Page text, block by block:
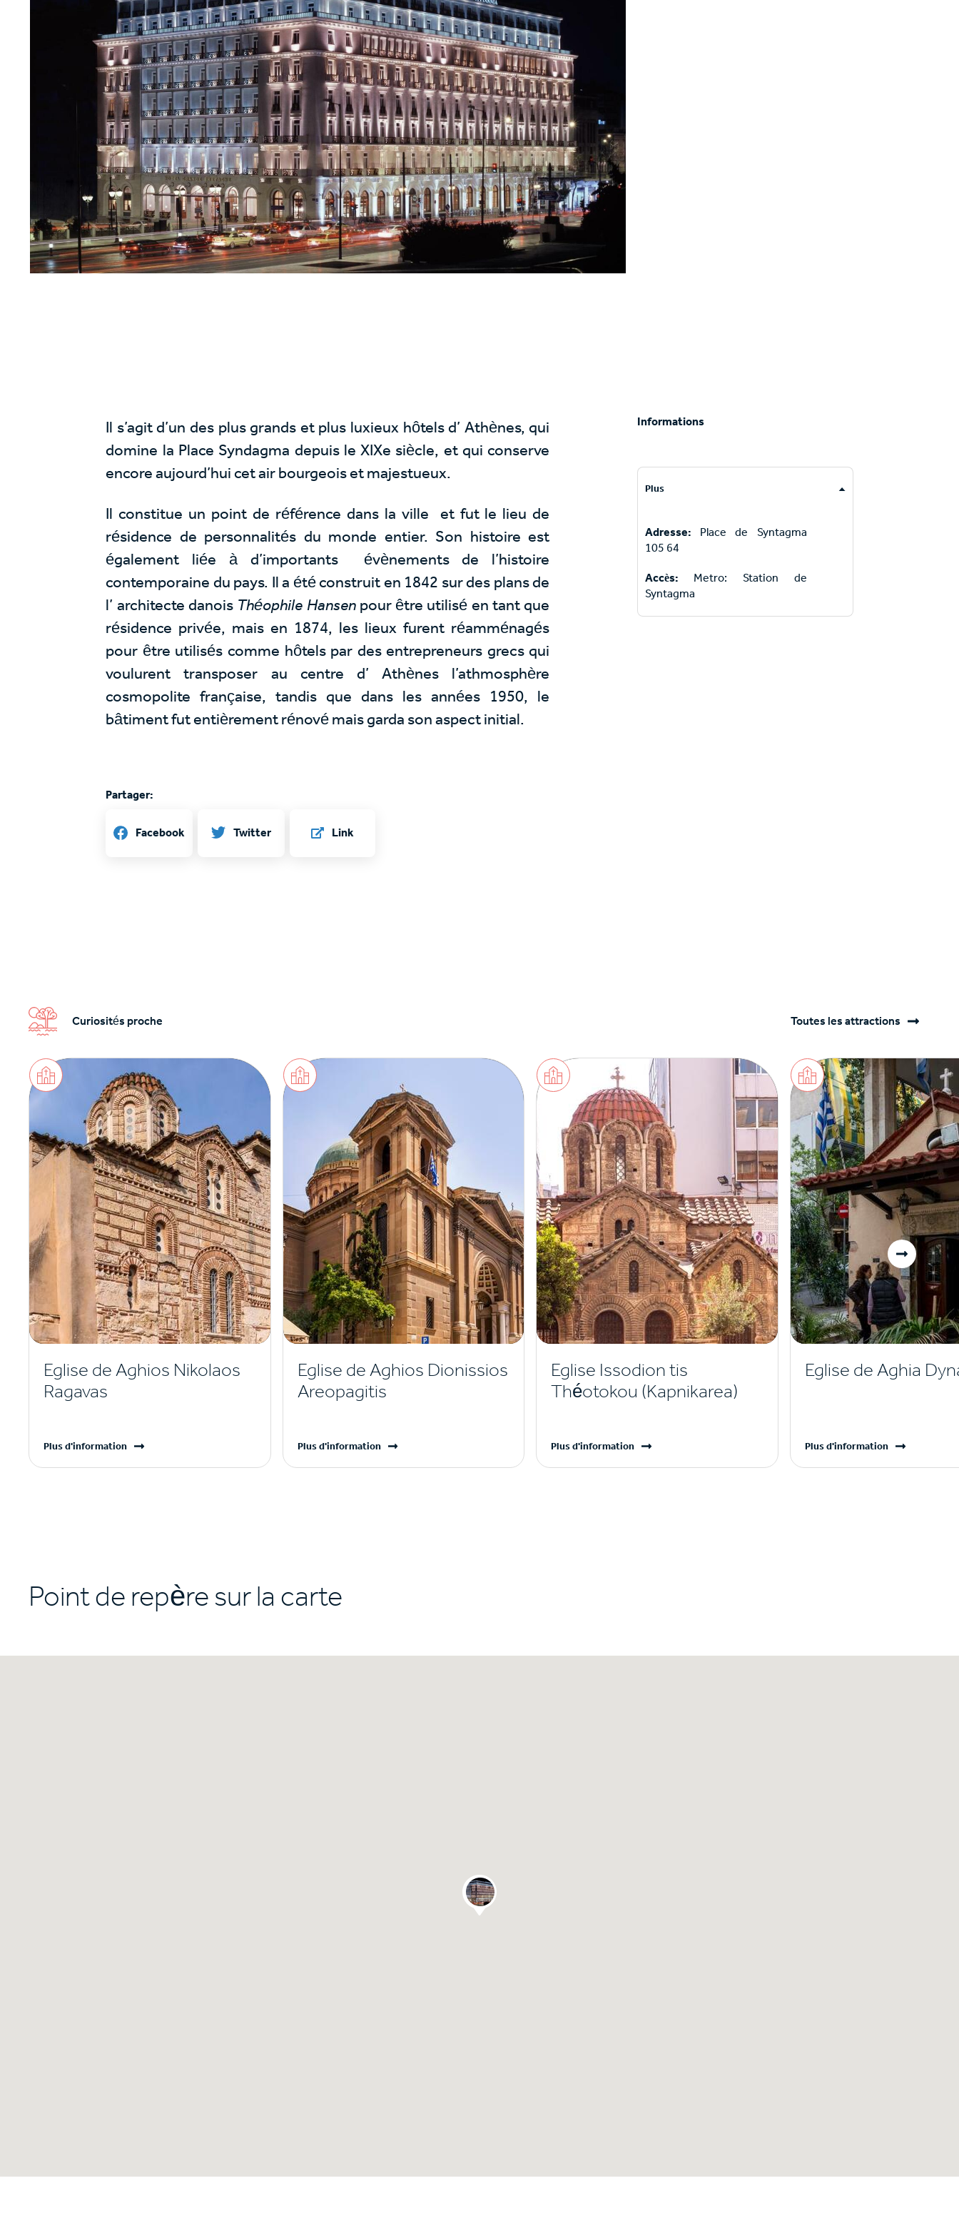
Il s’agit d’un des plus grands et plus luxieux hôtels d’ Athènes, qui
domine la Place Syndagma depuis le XIXe siècle, et qui conserve
encore aujourd’hui cet air bourgeois et majestueux.
Il constitue un point de référence dans la ville et fut le lieu de
résidence de personnalités du monde entier. Son histoire est
également liée à d’importants évènements de l’histoire
contemporaine du pays. Il a été construit en 1842 sur des plans de
l’ architecte danois Théophile Hansenpour être utilisé en tant que
résidence privée, mais en 1874, les lieux furent réamménagés
pour être utilisés comme hôtels par des entrepreneurs grecs qui
voulurent transposer au centre d’ Athènes l’athmosphère
cosmopolite française, tandis que dans les années 1950, le
bâtiment fut entièrement rénové mais garda son aspect initial.
Informations
Plus
Adresse: Place de Syntagma
105 64
Accès: Metro: Station de
Syntagma
Partager:
Facebook Twitter Link
Curiosités proche Toutes les attractions
Eglise de Aghios Nikolaos
Ragavas
Plus d'information
Eglise de Aghios Dionissios
Areopagitis
Plus d'information
Eglise Issodion tis
Théotokou (Kapnikarea)
Plus d'information
Eglise de Aghia
Plus d'information
Point de repère sur la carte